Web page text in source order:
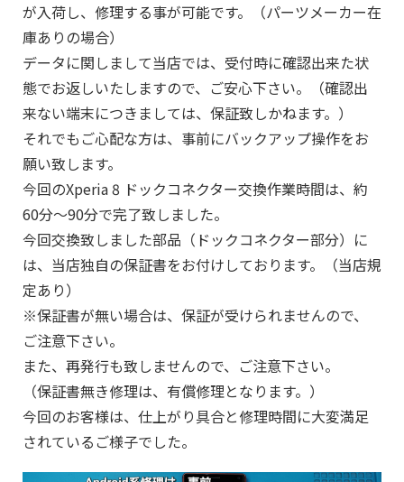
が入荷し、修理する事が可能です。（パーツメーカー在
庫ありの場合）
データに関しまして当店では、受付時に確認出来た状
態でお返しいたしますので、ご安心下さい。（確認出
来ない端末につきましては、保証致しかねます。）
それでもご心配な方は、事前にバックアップ操作をお
願い致します。
今回のXperia 8 ドックコネクター交換作業時間は、約
60分～90分で完了致しました。
今回交換致しました部品（ドックコネクター部分）に
は、当店独自の保証書をお付けしております。（当店規
定あり）
※保証書が無い場合は、保証が受けられませんので、
ご注意下さい。
また、再発行も致しませんので、ご注意下さい。
（保証書無き修理は、有償修理となります。）
今回のお客様は、仕上がり具合と修理時間に大変満足
されているご様子でした。